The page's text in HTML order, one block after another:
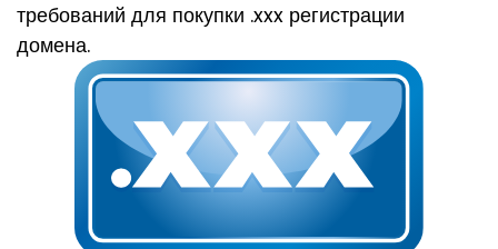
требований для покупки .xxx регистрации
домена.